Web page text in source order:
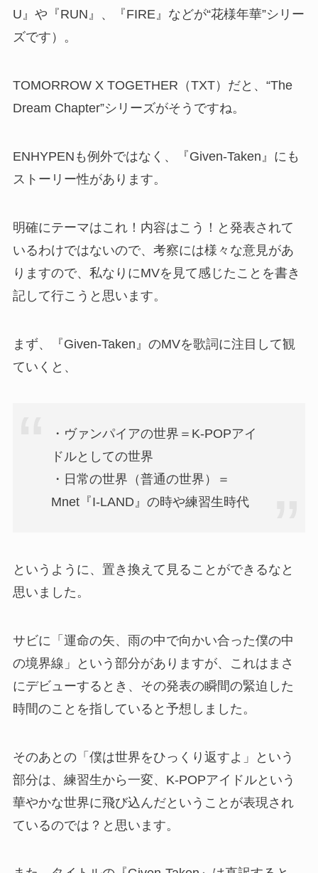
U』や『RUN』、『FIRE』などが“花様年華”シリー
ズです）。
TOMORROW X TOGETHER（TXT）だと、“The
Dream Chapter”シリーズがそうですね。
ENHYPENも例外ではなく、『Given-Taken』にも
ストーリー性があります。
明確にテーマはこれ！内容はこう！と発表されて
いるわけではないので、考察には様々な意見があ
りますので、私なりにMVを見て感じたことを書き
記して行こうと思います。
まず、『Given-Taken』のMVを歌詞に注目して観
ていくと、
・ヴァンパイアの世界＝K-POPアイ
ドルとしての世界
・日常の世界（普通の世界）＝
Mnet『I-LAND』の時や練習生時代
というように、置き換えて見ることができるなと
思いました。
サビに「運命の矢、雨の中で向かい合った僕の中
の境界線」という部分がありますが、これはまさ
にデビューするとき、その発表の瞬間の緊迫した
時間のことを指していると予想しました。
そのあとの「僕は世界をひっくり返すよ」という
部分は、練習生から一変、K-POPアイドルという
華やかな世界に飛び込んだということが表現され
ているのでは？と思います。